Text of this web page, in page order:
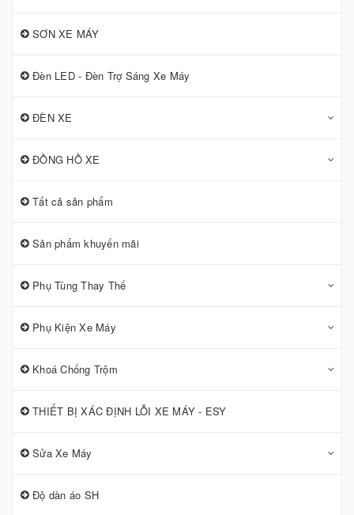
SƠN XE MÁY
Đèn LED - Đèn Trợ Sáng Xe Máy
ĐÈN XE
ĐỒNG HỒ XE
Tất cả sản phẩm
Sản phẩm khuyến mãi
Phụ Tùng Thay Thế
Phụ Kiện Xe Máy
Khoá Chống Trộm
THIẾT BỊ XÁC ĐỊNH LỖI XE MÁY - ESY
Sửa Xe Máy
Độ dàn áo SH